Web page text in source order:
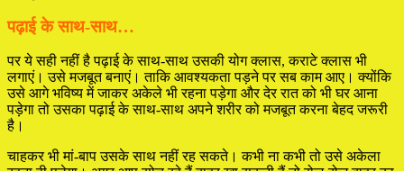
पढ़ाई के साथ-साथ…
पर ये सही नहीं है पढ़ाई के साथ-साथ उसकी योग क्लास, कराटे क्लास भी
लगाएं। उसे मजबूत बनाएं। ताकि आवश्यकता पड़ने पर सब काम आए। क्योंकि
उसे आगे भविष्य में जाकर अकेले भी रहना पड़ेगा और देर रात को भी घर आना
पड़ेगा तो उसका पढ़ाई के साथ-साथ अपने शरीर को मजबूत करना बेहद जरूरी
है।
चाहकर भी मां-बाप उसके साथ नहीं रह सकते। कभी ना कभी तो उसे अकेला